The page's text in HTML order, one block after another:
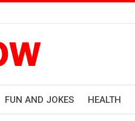
FUN AND JOKES HEALTH